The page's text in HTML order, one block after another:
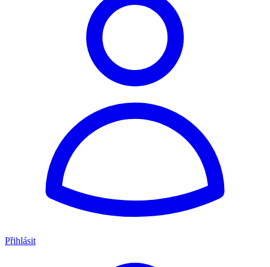
Přihlásit